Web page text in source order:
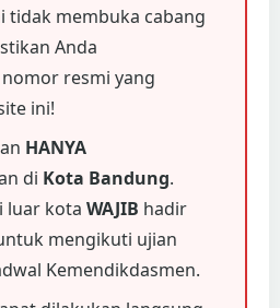
tidak membuka cabang
Anda
resmi yang
ini!
HANYA
di Kota Bandung.
luar kota WAJIB hadir
mengikuti ujian
Kemendikdasmen.